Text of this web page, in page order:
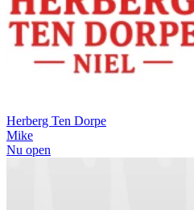
Herberg Ten Dorpe
Mike
Nu open